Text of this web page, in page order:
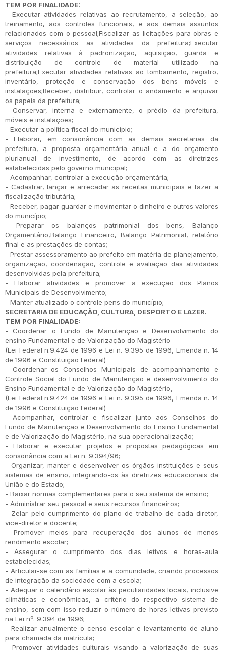
TEM POR FINALIDADE:
- Executar atividades relativas ao recrutamento, a seleção, ao
treinamento, aos controles funcionais, e aos demais assuntos
relacionados com o pessoal;Fiscalizar as licitações para obras e
serviços necessários as atividades da prefeitura;Executar
atividades relativas à padronização, aquisição, guarda e
distribuição de controle de material utilizado na
prefeitura;Executar atividades relativas ao tombamento, registro,
inventário, proteção e conservação dos bens móveis e
instalações;Receber, distribuir, controlar o andamento e arquivar
os papeis da prefeitura;
- Conservar, interna e externamente, o prédio da prefeitura,
móveis e instalações;
- Executar a política fiscal do município;
- Elaborar, em consonância com as demais secretarias da
prefeitura, a proposta orçamentária anual e a do orçamento
plurianual de investimento, de acordo com as diretrizes
estabelecidas pelo governo municipal;
- Acompanhar, controlar a execução orçamentária;
- Cadastrar, lançar e arrecadar as receitas municipais e fazer a
fiscalização tributária;
- Receber, pagar guardar e movimentar o dinheiro e outros valores
do município;
- Preparar os balanços patrimonial dos bens, Balanço
Orçamentário,Balanço Financeiro, Balanço Patrimonial, relatório
final e as prestações de contas;
- Prestar assessoramento ao prefeito em matéria de planejamento,
organização, coordenação, controle e avaliação das atividades
desenvolvidas pela prefeitura;
- Elaborar atividades e promover a execução dos Planos
Municipais de Desenvolvimento;
- Manter atualizado o controle pens do município;
SECRETARIA DE EDUCAÇÃO, CULTURA, DESPORTO E LAZER.
TEM POR FINALIDADE:
- Coordenar o Fundo de Manutenção e Desenvolvimento do
ensino Fundamental e de Valorização do Magistério
(Lei Federal n.9.424 de 1996 e Lei n. 9.395 de 1996, Emenda n. 14
de 1996 e Constituição Federal)
- Coordenar os Conselhos Municipais de acompanhamento e
Controle Social do Fundo de Manutenção e desenvolvimento do
Ensino Fundamental e de Valorização do Magistério,
(Lei Federal n.9.424 de 1996 e Lei n. 9.395 de 1996, Emenda n. 14
de 1996 e Constituição Federal)
- Acompanhar, controlar e fiscalizar junto aos Conselhos do
Fundo de Manutenção e Desenvolvimento do Ensino Fundamental
e de Valorização do Magistério, na sua operacionalização;
- Elaborar e executar projetos e propostas pedagógicas em
consonância com a Lei n. 9.394/96;
- Organizar, manter e desenvolver os órgãos instituições e seus
sistemas de ensino, integrando-os às diretrizes educacionais da
União e do Estado;
- Baixar normas complementares para o seu sistema de ensino;
- Administrar seu pessoal e seus recursos financeiros;
- Zelar pelo cumprimento do plano de trabalho de cada diretor,
vice-diretor e docente;
- Promover meios para recuperação dos alunos de menos
rendimento escolar;
- Assegurar o cumprimento dos dias letivos e horas-aula
estabelecidas;
- Articular-se com as famílias e a comunidade, criando processos
de integração da sociedade com a escola;
- Adequar o calendário escolar às peculiaridades locais, inclusive
climáticas e econômicas, a critério do respectivo sistema de
ensino, sem com isso reduzir o número de horas letivas previsto
na Lei nº. 9.394 de 1996;
- Realizar anualmente o censo escolar e levantamento de aluno
para chamada da matrícula;
- Promover atividades culturais visando a valorização de suas